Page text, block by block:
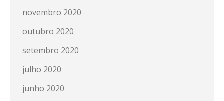
novembro 2020
outubro 2020
setembro 2020
julho 2020
junho 2020